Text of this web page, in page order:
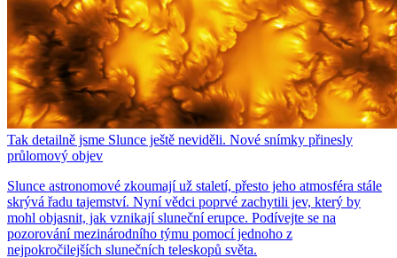
Tak detailně jsme Slunce ještě neviděli. Nové snímky přinesly
průlomový objev
Slunce astronomové zkoumají už staletí, přesto jeho atmosféra stále
skrývá řadu tajemství. Nyní vědci poprvé zachytili jev, který by
mohl objasnit, jak vznikají sluneční erupce. Podívejte se na
pozorování mezinárodního týmu pomocí jednoho z
nejpokročilejších slunečních teleskopů světa.